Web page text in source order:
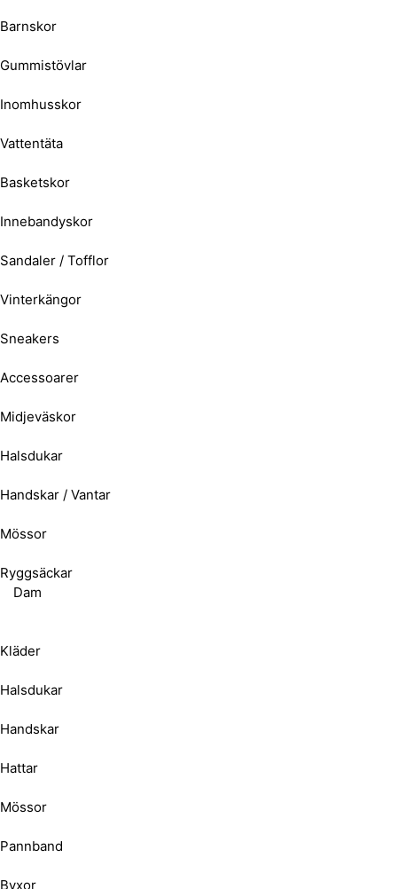
Barnskor
Gummistövlar
Inomhusskor
Vattentäta
Basketskor
Innebandyskor
Sandaler / Tofflor
Vinterkängor
Sneakers
Accessoarer
Midjeväskor
Halsdukar
Handskar / Vantar
Mössor
Ryggsäckar
Dam
Kläder
Halsdukar
Handskar
Hattar
Mössor
Pannband
Byxor